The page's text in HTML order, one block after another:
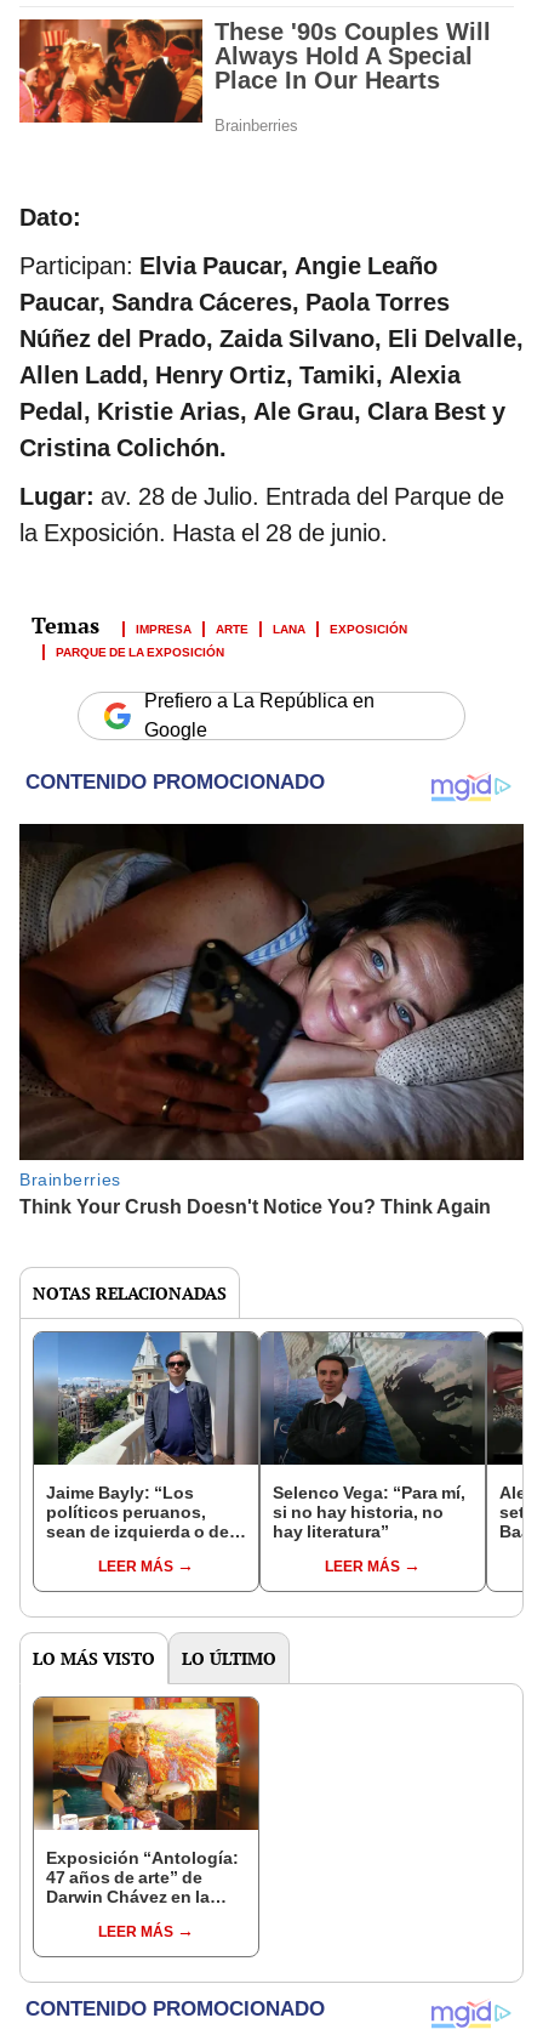
Dato:
Participan: Elvia Paucar, Angie Leaño
Paucar, Sandra Cáceres, Paola Torres
Núñez del Prado, Zaida Silvano, Eli Delvalle,
Allen Ladd, Henry Ortiz, Tamiki, Alexia
Pedal, Kristie Arias, Ale Grau, Clara Best y
Cristina Colichón.
Lugar: av. 28 de Julio. Entrada del Parque de
la Exposición. Hasta el 28 de junio.
IMPRESA ARTE LANA
EXPOSICIÓN
PARQUE DE LA EXPOSICIÓN
Prefiero a La República en
Google
NOTAS RELACIONADAS
Jaime Bayly: “Los
políticos peruanos,
sean de izquierda o de
encuentran la manera
de decepcionarte”
LEER MÁS
Selenco Vega: “Para mí,
si no hay historia, no
hay literatura”
LEER MÁS
LO MÁS VISTO LO ÚLTIMO
Exposición “Antología:
47 años de arte” de
Darwin Chávez en la
LEER MÁS